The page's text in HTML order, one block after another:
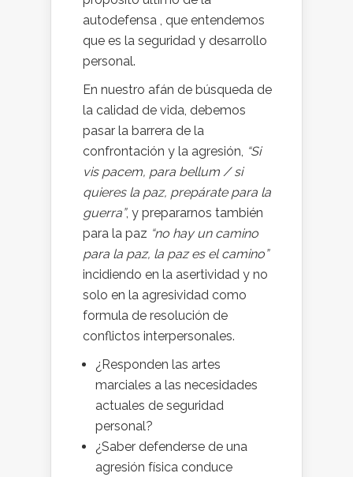
autodefensa , que entendemos
que es la seguridad y desarrollo
personal.
En nuestro afán de búsqueda de
la calidad de vida, debemos
pasar la barrera de la
confrontación y la agresión, “Si
vis pacem, para bellum / si
quieres la paz, prepárate para la
guerra”, y prepararnos también
para la paz “no hay un camino
para la paz, la paz es el camino”
incidiendo en la asertividad y no
solo en la agresividad como
formula de resolución de
conflictos interpersonales.
¿Responden las artes
marciales a las necesidades
actuales de seguridad
personal?
¿Saber defenderse de una
agresión física conduce